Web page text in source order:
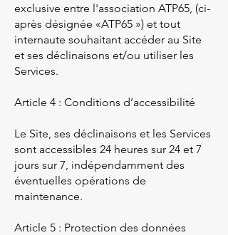
exclusive entre l'association ATP65, (ci-
après désignée «ATP65 ») et tout
internaute souhaitant accéder au Site
et ses déclinaisons et/ou utiliser les
Services.
Article 4 : Conditions d’accessibilité
Le Site, ses déclinaisons et les Services
sont accessibles 24 heures sur 24 et 7
jours sur 7, indépendamment des
éventuelles opérations de
maintenance.
Article 5 : Protection des données